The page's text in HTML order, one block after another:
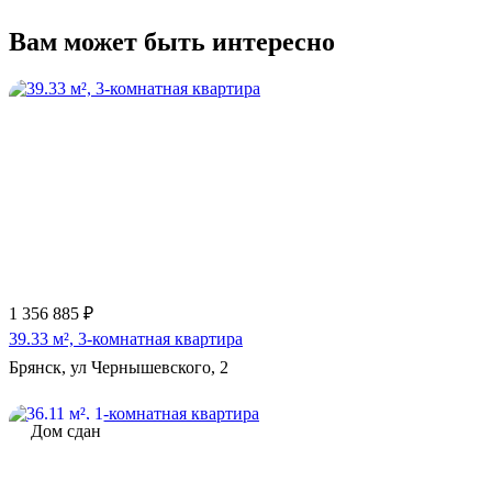
Вам может быть интересно
1 356 885 ₽
39.33 м², 3-комнатная квартира
Брянск, ул Чернышевского, 2
Дом сдан